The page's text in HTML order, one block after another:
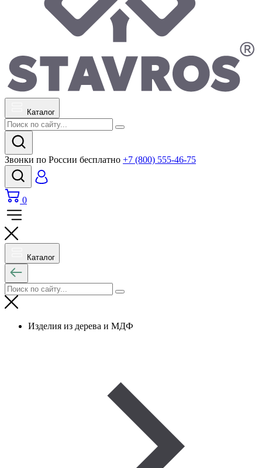
Каталог
Звонки по России бесплатно +7 (800) 555-46-75
0
Каталог
Изделия из дерева и МДФ